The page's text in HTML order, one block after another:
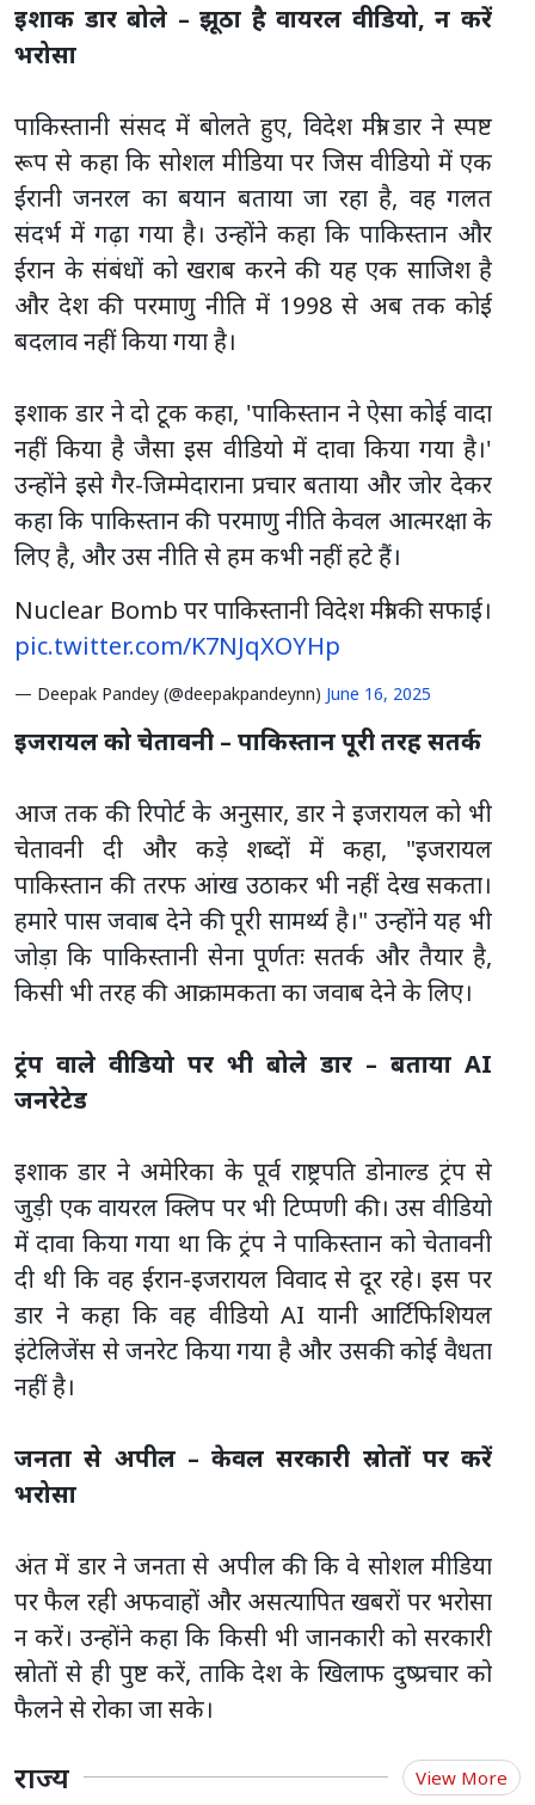
इशाक डार बोले – झूठा है वायरल वीडियो, न करें
भरोसा
पाकिस्तानी संसद में बोलते हुए, विदेश मंत्री डार ने स्पष्ट
रूप से कहा कि सोशल मीडिया पर जिस वीडियो में एक
ईरानी जनरल का बयान बताया जा रहा है, वह गलत
संदर्भ में गढ़ा गया है। उन्होंने कहा कि पाकिस्तान और
ईरान के संबंधों को खराब करने की यह एक साजिश है
और देश की परमाणु नीति में 1998 से अब तक कोई
बदलाव नहीं किया गया है।
इशाक डार ने दो टूक कहा, 'पाकिस्तान ने ऐसा कोई वादा
नहीं किया है जैसा इस वीडियो में दावा किया गया है।'
उन्होंने इसे गैर-जिम्मेदाराना प्रचार बताया और जोर देकर
कहा कि पाकिस्तान की परमाणु नीति केवल आत्मरक्षा के
लिए है, और उस नीति से हम कभी नहीं हटे हैं।
Nuclear Bomb पर पाकिस्तानी विदेश मंत्री की सफाई।
pic.twitter.com/K7NJqXOYHp
— Deepak Pandey (@deepakpandeynn) June 16, 2025
इजरायल को चेतावनी – पाकिस्तान पूरी तरह सतर्क
आज तक की रिपोर्ट के अनुसार, डार ने इजरायल को भी
चेतावनी दी और कड़े शब्दों में कहा, "इजरायल
पाकिस्तान की तरफ आंख उठाकर भी नहीं देख सकता।
हमारे पास जवाब देने की पूरी सामर्थ्य है।" उन्होंने यह भी
जोड़ा कि पाकिस्तानी सेना पूर्णतः सतर्क और तैयार है,
किसी भी तरह की आक्रामकता का जवाब देने के लिए।
ट्रंप वाले वीडियो पर भी बोले डार – बताया AI
जनरेटेड
इशाक डार ने अमेरिका के पूर्व राष्ट्रपति डोनाल्ड ट्रंप से
जुड़ी एक वायरल क्लिप पर भी टिप्पणी की। उस वीडियो
में दावा किया गया था कि ट्रंप ने पाकिस्तान को चेतावनी
दी थी कि वह ईरान-इजरायल विवाद से दूर रहे। इस पर
डार ने कहा कि वह वीडियो AI यानी आर्टिफिशियल
इंटेलिजेंस से जनरेट किया गया है और उसकी कोई वैधता
नहीं है।
जनता से अपील – केवल सरकारी स्रोतों पर करें
भरोसा
अंत में डार ने जनता से अपील की कि वे सोशल मीडिया
पर फैल रही अफवाहों और असत्यापित खबरों पर भरोसा
न करें। उन्होंने कहा कि किसी भी जानकारी को सरकारी
स्रोतों से ही पुष्ट करें, ताकि देश के खिलाफ दुष्प्रचार को
फैलने से रोका जा सके।
राज्य View More